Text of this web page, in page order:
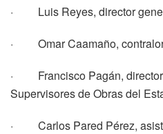
· Luis Reyes, director
· Omar Caamaño, contralor
· Francisco Pagán, director
Supervisores de Obras del
· Carlos Pared Pérez,